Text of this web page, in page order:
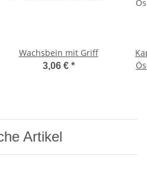
Wachsbein mit Griff
3,06 € *
Artikel